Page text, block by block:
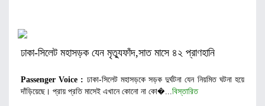
ঢাকা-সিলেট মহাসড়ক যেন মৃত্যুফাঁদ,সাত মাসে ৪২ প্রাণহানি
Passenger Voice : ঢাকা-সিলেট মহাসড়কে সড়ক দুর্ঘটনা যেন নিয়মিত ঘটনা হয়ে
দাঁড়িয়েছে। প্রায় প্রতি মাসেই এখানে কোনো না কো�... বিস্তারিত